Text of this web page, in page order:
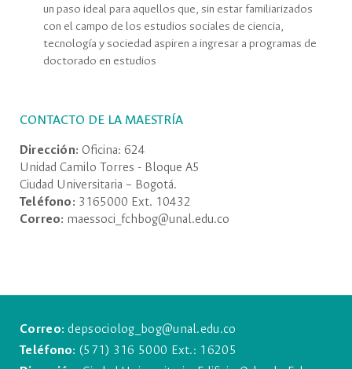
un paso ideal para aquellos que, sin estar familiarizados
con el campo de los estudios sociales de ciencia,
tecnología y sociedad aspiren a ingresar a programas de
doctorado en estudios
CONTACTO DE LA MAESTRÍA
Dirección: Oficina: 624
Unidad Camilo Torres - Bloque A5
Ciudad Universitaria – Bogotá.
Teléfono: 3165000 Ext. 10432
Correo: maessoci_fchbog@unal.edu.co
Correo:depsociolog_bog@unal.edu.co
Teléfono: (571) 316 5000 Ext.: 16205